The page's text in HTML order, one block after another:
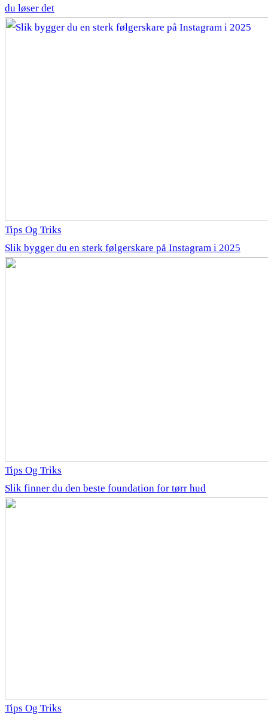
du løser det
Tips Og Triks
Slik bygger du en sterk følgerskare på Instagram i 2025
Tips Og Triks
Slik finner du den beste foundation for tørr hud
Tips Og Triks